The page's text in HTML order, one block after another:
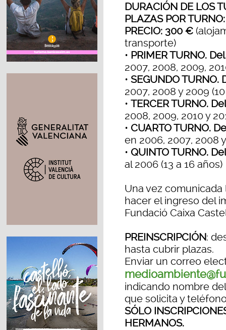
DURACIÓN DE LOS
PLAZAS POR TURNO:
PRECIO: 300 €
transporte)
• PRIMER TURNO.
2007, 2008, 2009,
• SEGUNDO TURNO.
2007, 2008 y 2009
• TERCER TURNO.
2008, 2009, 2010 y
• CUARTO TURNO.
en 2006, 2007, 2008
• QUINTO TURNO.
al 2006 (13 a 16 años)
Una vez comunicada
hacer el ingreso del
Fundació Caixa
PREINSCRIPCIÓN:
hasta cubrir plazas.
Enviar un correo
indicando nombre
que solicita y
SÓLO
HERMANOS.